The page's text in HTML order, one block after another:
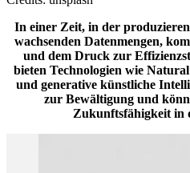
In einer Zeit, in der
wachsenden Datenmengen,
und dem Druck zur
bieten Technologien wie
und generative künstliche
zur Bewältigung und
Zukunftsfähigkeit in